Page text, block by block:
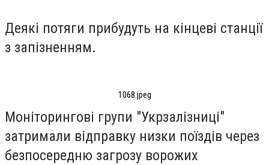
Деякі потяги прибудуть на кінцеві станції
з запізненням.
1068.jpeg
Моніторингові групи "Укрзалізниці"
затримали відправку низки поїздів через
безпосередню загрозу ворожих